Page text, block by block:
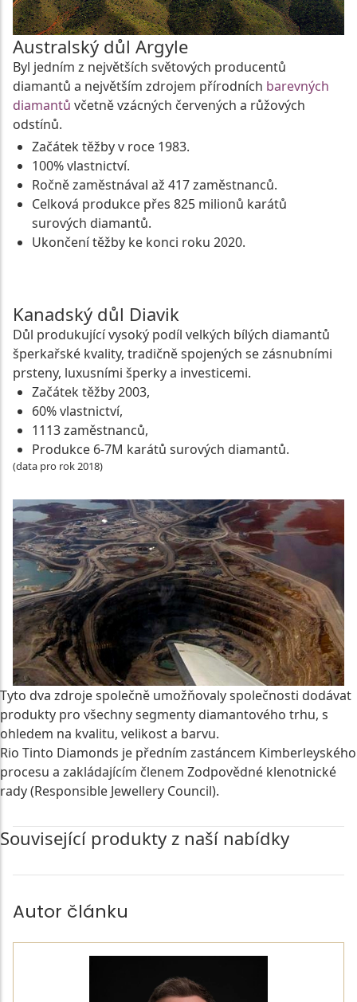
Australský důl Argyle
Byl jedním z největších světových producentů
diamantů a největším zdrojem přírodních barevných
diamantů včetně vzácných červených a růžových
odstínů.
Začátek těžby v roce 1983.
100% vlastnictví.
Ročně zaměstnával až 417 zaměstnanců.
Celková produkce přes 825 milionů karátů
surových diamantů.
Ukončení těžby ke konci roku 2020.
Kanadský důl Diavik
Důl produkující vysoký podíl velkých bílých diamantů
šperkařské kvality, tradičně spojených se zásnubními
prsteny, luxusními šperky a investicemi.
Začátek těžby 2003,
60% vlastnictví,
1113 zaměstnanců,
Produkce 6-7M karátů surových diamantů.
(data pro rok 2018)
Tyto dva zdroje společně umožňovaly společnosti dodávat
produkty pro všechny segmenty diamantového trhu, s
ohledem na kvalitu, velikost a barvu.
Rio Tinto Diamonds je předním zastáncem Kimberleyského
procesu a zakládajícím členem Zodpovědné klenotnické
rady (Responsible Jewellery Council).
Související produkty z naší nabídky
Autor článku